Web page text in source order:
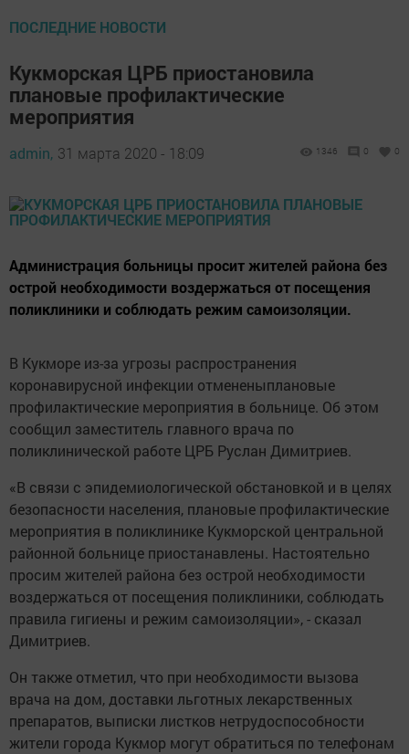
ПОСЛЕДНИЕ НОВОСТИ
Кукморская ЦРБ приостановила
плановые профилактические
мероприятия
admin, 31 марта 2020 - 18:09 1346 0 0
Администрация больницы просит жителей района без
острой необходимости воздержаться от посещения
поликлиники и соблюдать режим самоизоляции.
В Кукморе из-за угрозы распространения
коронавирусной инфекции отмененыплановые
профилактические мероприятия в больнице. Об этом
сообщил заместитель главного врача по
поликлинической работе ЦРБ Руслан Димитриев.
«В связи с эпидемиологической обстановкой и в целях
безопасности населения, плановые профилактические
мероприятия в поликлинике Кукморской центральной
районной больнице приостанавлены. Настоятельно
просим жителей района без острой необходимости
воздержаться от посещения поликлиники, соблюдать
правила гигиены и режим самоизоляции», - сказал
Димитриев.
Он также отметил, что при необходимости вызова
врача на дом, доставки льготных лекарственных
препаратов, выписки листков нетрудоспособности
жители города Кукмор могут обратиться по телефонам